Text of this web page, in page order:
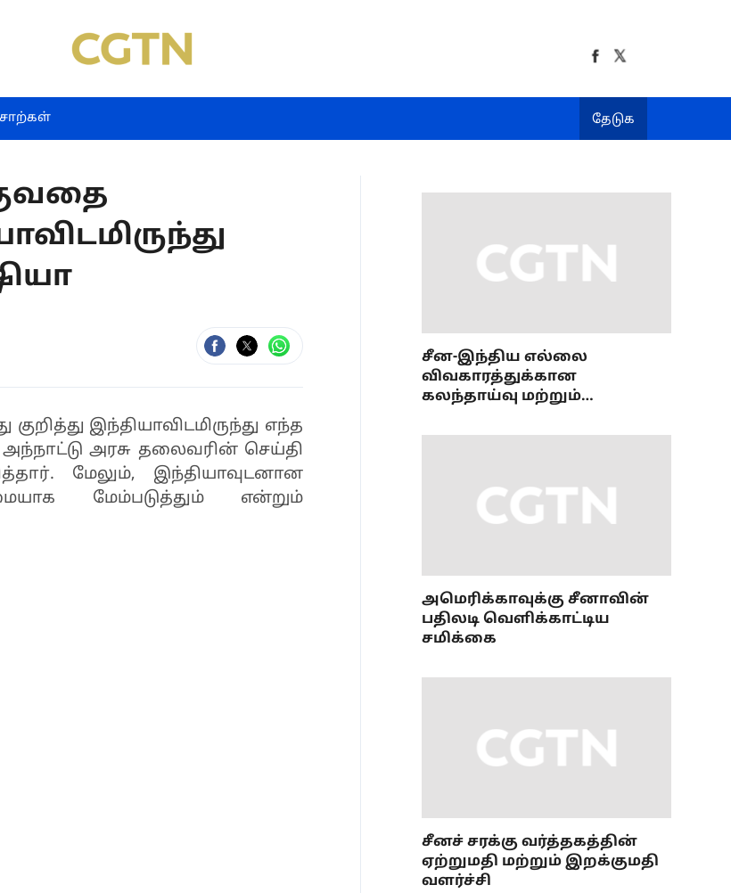
தேடுக
இந்தியாவிடமிருந்து எந்த
அரசு தலைவரின் செய்தி
மேலும், இந்தியாவுடனான
மேம்படுத்தும் என்றும்
சீன-இந்திய எல்லை
விவகாரத்துக்கான
கலந்தாய்வு மற்றும்
அமைப்புமுறை பற்றிய 36வது
அமெரிக்காவுக்கு சீனாவின்
பதிலடி வெளிக்காட்டிய
சமிக்கை
சீனச் சரக்கு வர்த்தகத்தின்
ஏற்றுமதி மற்றும் இறக்குமதி
வளர்ச்சி